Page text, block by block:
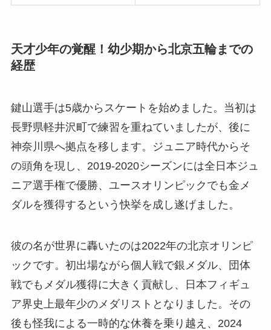
天才少年の覚醒！幼少期から北京五輪までの
経歴
鍵山選手は5歳からスケートを始めました。当初は
長野県軽井沢町で練習を重ねていましたが、後に
神奈川県へ拠点を移します。ジュニア時代からそ
の頭角を現し、2019-2020シーズンには全日本ジュ
ニア選手権で優勝、ユースオリンピックでも金メ
ダルを獲得するという快挙を成し遂げました。
彼の名が世界に轟いたのは2022年の北京オリンピ
ックです。初出場ながら個人戦で銀メダル、団体
戦でもメダル獲得に大きく貢献し、日本フィギュ
ア界史上最年少のメダリストとなりました。その
後も怪我による一時的な休養を乗り越え、2024